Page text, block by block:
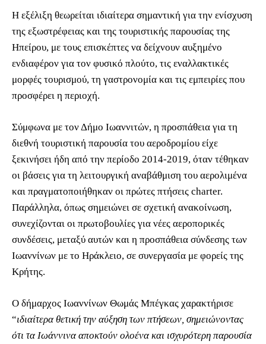
Η εξέλιξη θεωρείται ιδιαίτερα σημαντική για την ενίσχυση
της εξωστρέφειας και της τουριστικής παρουσίας της
Ηπείρου, με τους επισκέπτες να δείχνουν αυξημένο
ενδιαφέρον για τον φυσικό πλούτο, τις εναλλακτικές
μορφές τουρισμού, τη γαστρονομία και τις εμπειρίες που
προσφέρει η περιοχή.
Σύμφωνα με τον Δήμο Ιωαννιτών, η προσπάθεια για τη
διεθνή τουριστική παρουσία του αεροδρομίου είχε
ξεκινήσει ήδη από την περίοδο 2014-2019, όταν τέθηκαν
οι βάσεις για τη λειτουργική αναβάθμιση του αερολιμένα
και πραγματοποιήθηκαν οι πρώτες πτήσεις charter.
Παράλληλα, όπως σημειώνει σε σχετική ανακοίνωση,
συνεχίζονται οι πρωτοβουλίες για νέες αεροπορικές
συνδέσεις, μεταξύ αυτών και η προσπάθεια σύνδεσης των
Ιωαννίνων με το Ηράκλειο, σε συνεργασία με φορείς της
Κρήτης.
Ο δήμαρχος Ιωαννίνων Θωμάς Μπέγκας χαρακτήρισε
“ιδιαίτερα θετική την αύξηση των πτήσεων, σημειώνοντας
ότι τα Ιωάννινα αποκτούν ολοένα και ισχυρότερη παρουσία